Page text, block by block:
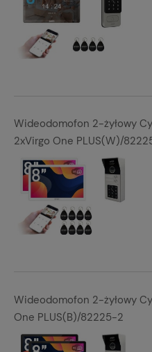
Wideodomofon 2-żyłowy
2xVirgo One PLUS(W)/
Wideodomofon 2-żyłowy
One PLUS(B)/82225-2